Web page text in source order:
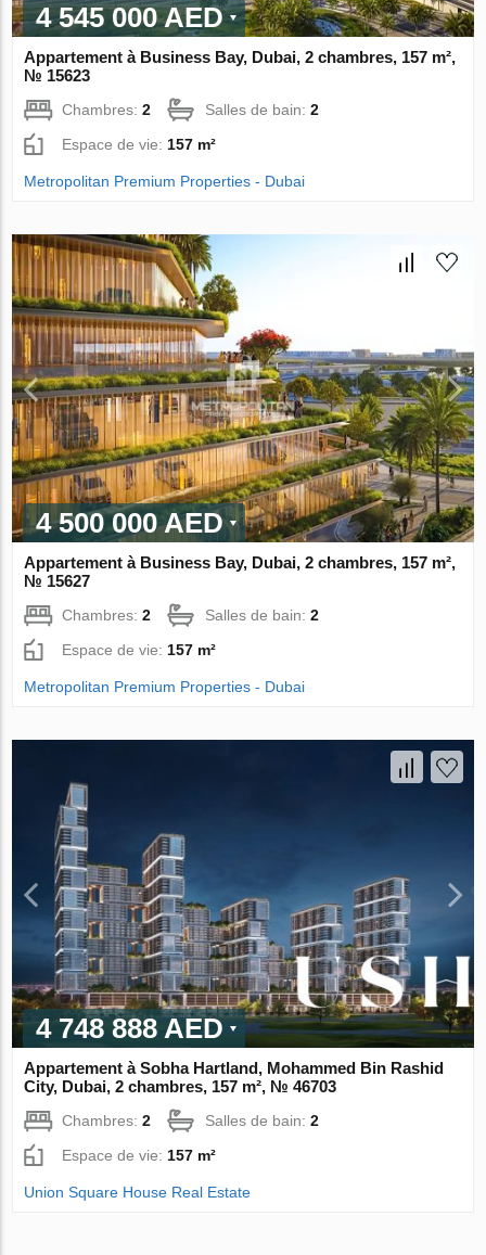
4 545 000 AED
Appartement à Business Bay, Dubai, 2 chambres, 157 m²,
№ 15623
Chambres:2 Salles de bain:2
Espace de vie: 157 m²
Metropolitan Premium Properties - Dubai
4 500 000 AED
Appartement à Business Bay, Dubai, 2 chambres, 157 m²,
№ 15627
Chambres:2 Salles de bain:2
Espace de vie: 157 m²
Metropolitan Premium Properties - Dubai
4 748 888 AED
Appartement à Sobha Hartland, Mohammed Bin Rashid
City, Dubai, 2 chambres, 157 m², № 46703
Chambres:2 Salles de bain:2
Espace de vie: 157 m²
Union Square House Real Estate